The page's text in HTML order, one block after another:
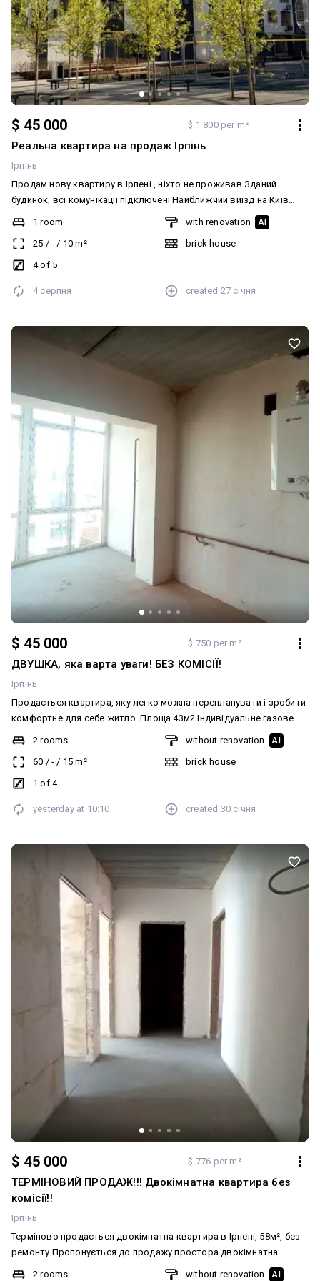
$ 45 000 $ 1 800 per m²
Реальна квартира на продаж Ірпінь
Ірпінь
Продам нову квартиру в Ірпені , ніхто не проживав Зданий
будинок, всі комунікації підключені Найближчий виїзд на Київ
Квартира готова до проживання або до здачі в аренду. Будинок
БЕЗ КОМІСІЇ Оформлення переуступка Телефонуйте та обирайте
час для перегляду. Додатково: Планування: Вільне планування.
Асфальтована дорога, Центральна каналізація, Електрика, Вивіз
1 room
25 / - / 10 m²
4 of 5
with renovation AI
brick house
4 серпня created 27 січня
$ 45 000 $ 750 per m²
ДВУШКА, яка варта уваги! БЕЗ КОМІСІЇ!
Ірпінь
Продається квартира, яку легко можна перепланувати і зробити
комфортне для себе житло. Площа 43м2 Індивідуальне газове
опалення, стяжка, штукатурка, всі комунікації. Тут ви зможете
чудовій локації та має швидкий виїзд до Києва. Є дитячі та
спортивні майданчики. По всім питанням телефонуйте з радістю
покупця! Додатково: Система опалення: Індивідуальне газове.
Електрика, Вивіз відходів, Газ, Центральний водопровід
2 rooms
60 / - / 15 m²
1 of 4
without renovation AI
brick house
yesterday at 10:10 created 30 січня
$ 45 000 $ 776 per m²
ТЕРМІНОВИЙ ПРОДАЖ!!! Двокімнатна квартира без
комісії!!
Ірпінь
Терміново продається двокімнатна квартира в Ірпені, 58м², без
ремонту Пропонується до продажу простора двокімнатна
квартира площею 58м². Квартира без ремонту – відмінний
2 rooms
without renovation AI